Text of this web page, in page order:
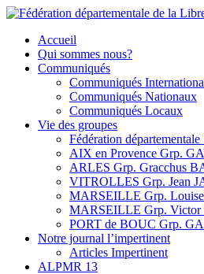
Skip
content
Fédération départementale de la Libre
Membre de la fédération Nationale de
maitre
Accueil
Qui sommes nous?
Communiqués
Communiqués
Communiqués Nationaux
Communiqués Locaux
Vie des groupes
Fédération départementale
AIX en Provence Grp.
ARLES Grp. Gracchus
VITROLLES Grp. Jean
MARSEILLE Grp.
MARSEILLE Grp. Victor
PORT de BOUC Grp.
Notre journal l’impertinent
Articles Impertinent
ALPMR 13